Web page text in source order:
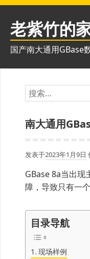
跳
老紫竹的
国产南大通用GBase
搜
索：
南大通用
发表于2023年1月9日
GBase 8a当出
障，导致只有一
目录导航
现场样例